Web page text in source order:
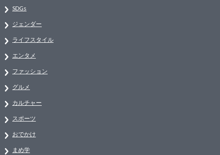
SDGs
ジェンダー
ライフスタイル
エンタメ
ファッション
グルメ
カルチャー
スポーツ
おでかけ
まめ学